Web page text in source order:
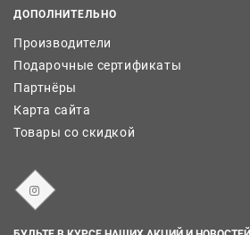
ДОПОЛНИТЕЛЬНО
Производители
Подарочные сертификаты
Партнёры
Карта сайта
Товары со скидкой